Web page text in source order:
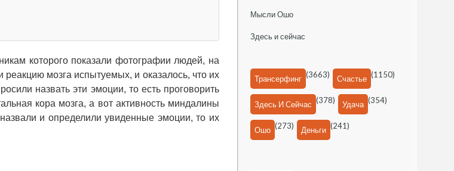
которого показали фотографии людей, на
мозга испытуемых, и оказалось, что их
назвать эти эмоции, то есть проговорить
кора мозга, а вот активность миндалины
и определили увиденные эмоции, то их
Мысли Ошо
Здесь и сейчас
Трансерфинг (3663) Счастье (1150)
Здесь И Сейчас (378) Удача (354)
Ошо (273) Деньги (241)